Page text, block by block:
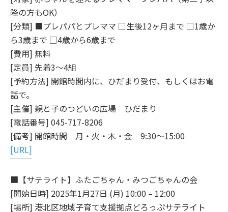
降の方もOK）
[分類] ■プレパパとプレママ □生後12ヶ月まで □1歳か
ら3歳まで □4歳から6歳まで
[費用] 無料
[定員] 先着3～4組
[予約方法] 開館時間内に、ひだまり受付、もしくはお電
話で。
[主催] 親と子のつどいの広場 ひだまり
[電話番号] 045-717-8206
[備考] 開館時間 月・火・木・金 9:30～15:00
[URL]
■【サテライト】ふたごちゃん・みつごちゃんの会
[開始日時] 2025年1月27日 (月) 10:00 – 12:00
[場所] 港北区地域子育て支援拠点どろっぷサテライト